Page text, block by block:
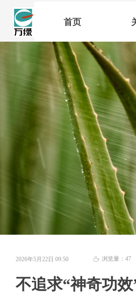
首页
不追求“神奇功
2026年5月22日 09:50 ꄘ 浏览量： 47